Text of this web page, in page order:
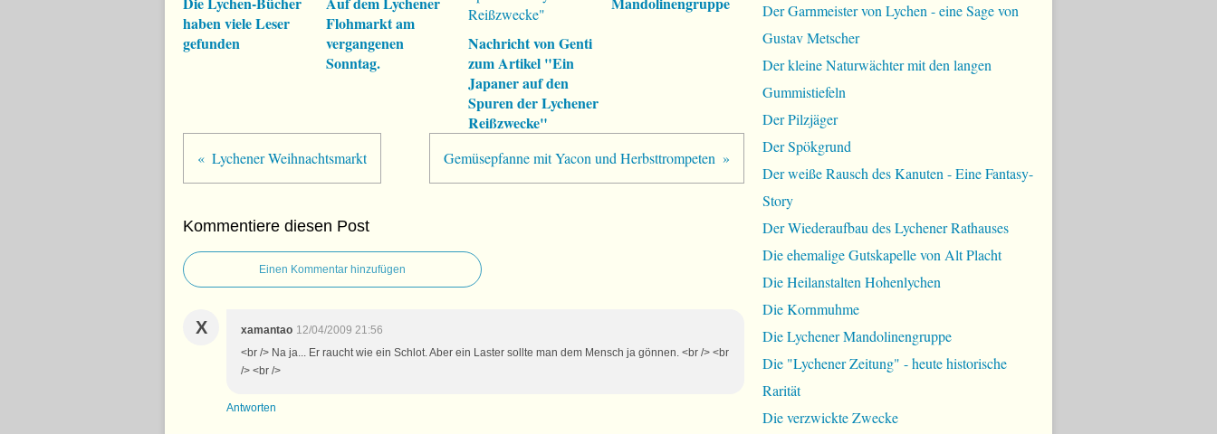
haben viele Leser
gefunden
Flohmarkt am
vergangenen
Sonntag.
Nachricht von Genti
zum Artikel "Ein
Japaner auf den
Spuren der Lychener
Reißzwecke"
Lychener Weihnachtsmarkt Gemüsepfanne mit Yacon und Herbsttrompeten
Kommentiere diesen Post
Einen Kommentar hinzufügen
X xamantao 12/04/2009 21:56
<br /> Na ja... Er raucht wie ein Schlot. Aber ein Laster sollte man dem Mensch ja gönnen. <br /> <br
/> <br />
Antworten
Der Garnmeister von Lychen - eine Sage von
Gustav Metscher
Der kleine Naturwächter mit den langen
Gummistiefeln
Der Pilzjäger
Der Spökgrund
Der weiße Rausch des Kanuten - Eine Fantasy-
Story
Der Wiederaufbau des Lychener Rathauses
Die ehemalige Gutskapelle von Alt Placht
Die Heilanstalten Hohenlychen
Die Kornmuhme
Die Lychener Mandolinengruppe
Die "Lychener Zeitung" - heute historische
Rarität
Die verzwickte Zwecke